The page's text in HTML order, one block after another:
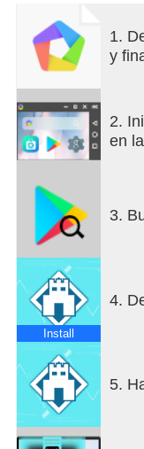
Buscar
¡Amigos,
Personajes y
¡Almacena
separados!
¿Quieres saber
tienes más
saber en
1.
y
2.
en
3.
Install
4.
5.